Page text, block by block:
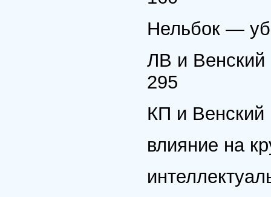
Нельбок —
ЛВ и Венский
295
КП и Венский
влияние на